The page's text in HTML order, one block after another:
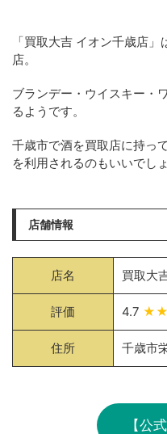
「買取大吉 イオン千歳店
店。
ブランデー・ウイスキー・
るようです。
千歳市で酒を買取店に持っ
を利用されるのもいいでしょ
店舗情報
店名 買取大
評価 4.7
住所 千歳市
【公